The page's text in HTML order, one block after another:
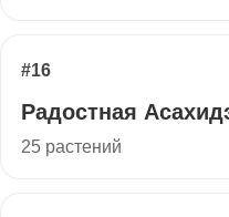
#16
Радостная
25 растений